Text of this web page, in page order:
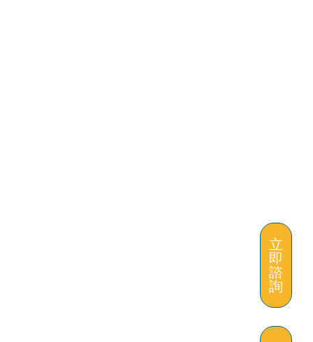
立
即
諮
詢